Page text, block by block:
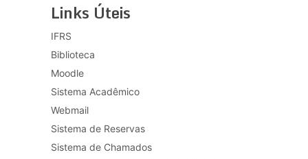
Links Úteis
IFRS
Biblioteca
Moodle
Sistema Acadêmico
Webmail
Sistema de Reservas
Sistema de Chamados